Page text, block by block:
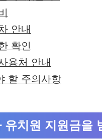
안내
확인
용처 안내
할 주의사항
유치원 지원금을